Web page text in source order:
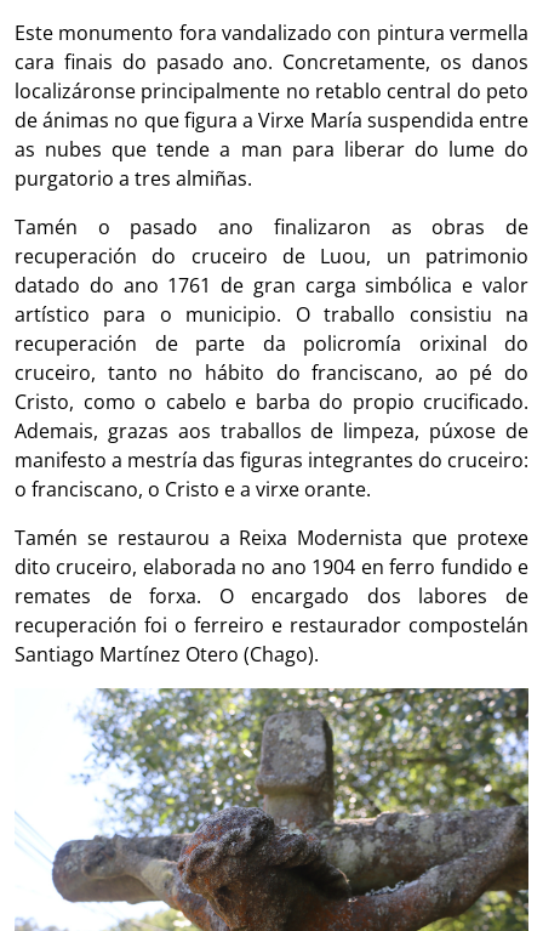
Este monumento fora vandalizado con pintura vermella
cara finais do pasado ano. Concretamente, os danos
localizáronse principalmente no retablo central do peto
de ánimas no que figura a Virxe María suspendida entre
as nubes que tende a man para liberar do lume do
purgatorio a tres almiñas.
Tamén o pasado ano finalizaron as obras de
recuperación do cruceiro de Luou, un patrimonio
datado do ano 1761 de gran carga simbólica e valor
artístico para o municipio. O traballo consistiu na
recuperación de parte da policromía orixinal do
cruceiro, tanto no hábito do franciscano, ao pé do
Cristo, como o cabelo e barba do propio crucificado.
Ademais, grazas aos traballos de limpeza, púxose de
manifesto a mestría das figuras integrantes do cruceiro:
o franciscano, o Cristo e a virxe orante.
Tamén se restaurou a Reixa Modernista que protexe
dito cruceiro, elaborada no ano 1904 en ferro fundido e
remates de forxa. O encargado dos labores de
recuperación foi o ferreiro e restaurador compostelán
Santiago Martínez Otero (Chago).